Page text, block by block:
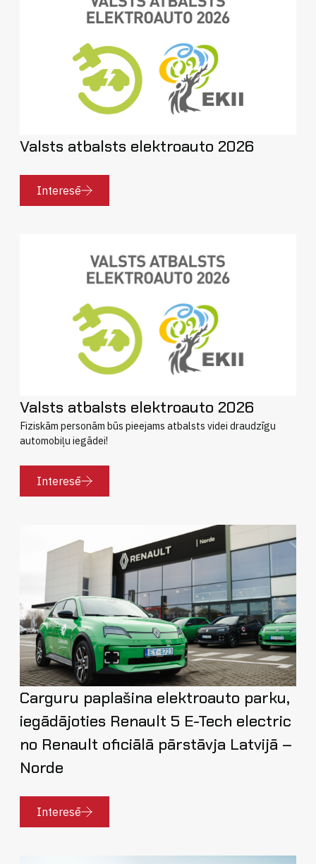
Valsts atbalsts elektroauto 2026
Interesē
Valsts atbalsts elektroauto 2026
Fiziskām personām būs pieejams atbalsts videi draudzīgu
automobiļu iegādei!
Interesē
Carguru paplašina elektroauto parku,
iegādājoties Renault 5 E-Tech electric
no Renault oficiālā pārstāvja Latvijā –
Norde
Interesē